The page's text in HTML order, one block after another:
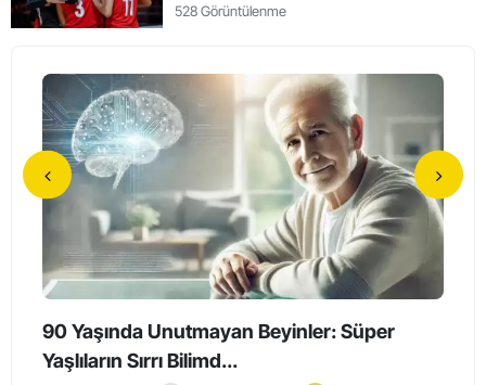
528 Görüntülenme
90 Yaşında Unutmayan Beyinler: Süper
Yaşlıların Sırrı Bilimd...